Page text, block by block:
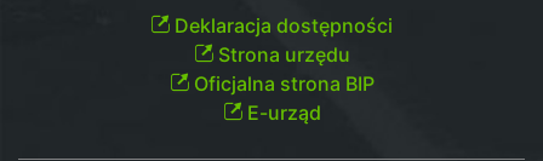
Deklaracja dostępności
Strona urzędu
Oficjalna strona BIP
E-urząd